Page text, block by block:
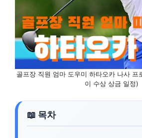
골프장 직원 엄마 도우미 하타오카 나사
이 수상 상금 일정)